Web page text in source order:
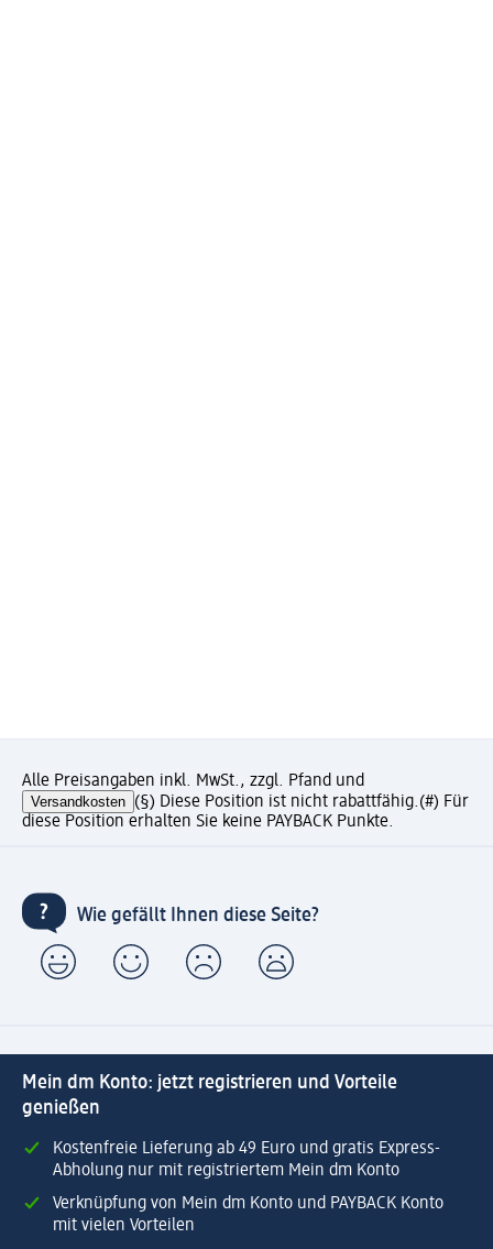
Alle Preisangaben inkl. MwSt., zzgl. Pfand und
Versandkosten (§) Diese Position ist nicht rabattfähig.(#) Für
diese Position erhalten Sie keine PAYBACK Punkte.
Wie gefällt Ihnen diese Seite?
Mein dm Konto: jetzt registrieren und Vorteile
genießen
Kostenfreie Lieferung ab 49 Euro und gratis Express-
Abholung nur mit registriertem Mein dm Konto
Verknüpfung von Mein dm Konto und PAYBACK Konto
mit vielen Vorteilen